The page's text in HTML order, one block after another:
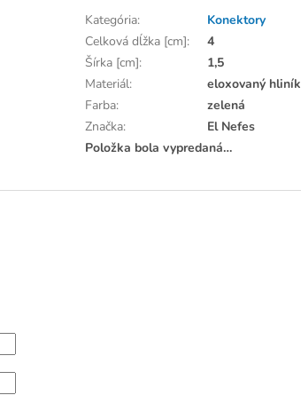
Kategória:
Konektory
Celková dĺžka [cm]:
4
Šírka [cm]:
1,5
Materiál:
eloxovaný hliník
Farba:
zelená
Značka:
El Nefes
Položka bola vypredaná…